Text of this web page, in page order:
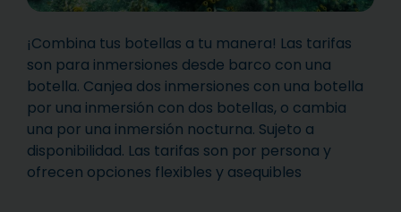
¡Combina tus botellas a tu manera! Las tarifas
son para inmersiones desde barco con una
botella. Canjea dos inmersiones con una botella
por una inmersión con dos botellas, o cambia
una por una inmersión nocturna. Sujeto a
disponibilidad. Las tarifas son por persona y
ofrecen opciones flexibles y asequibles